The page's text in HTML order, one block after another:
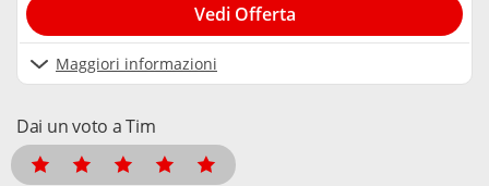
Maggiori informazioni
Vedi Offerta
Dai un voto a Tim